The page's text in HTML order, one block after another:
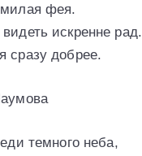
фея.
искренне рад.
сразу добрее.
темного неба,